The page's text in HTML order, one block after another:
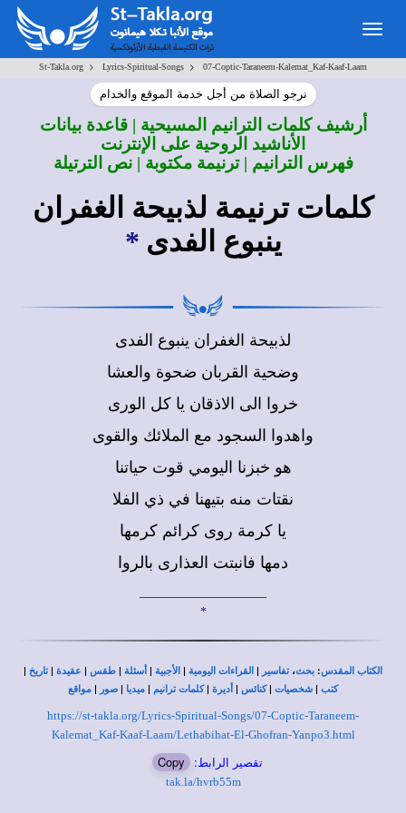
St-Takla.org > Lyrics-Spiritual-Songs > 07-Coptic-Taraneem-Kalemat_Kaf-Kaaf-Laam
نرجو الصلاة من أجل خدمة الموقع والخدام
أرشيف كلمات الترانيم المسيحية | قاعدة بيانات
الأناشيد الروحية على الإنترنت
فهرس الترانيم | ترنيمة مكتوبة | نص الترتيلة
كلمات ترنيمة لذبيحة الغفران
ينبوع الفدى *
لذبيحة الغفران ينبوع الفدى
وضحية القربان ضحوة والعشا
خروا الى الاذقان يا كل الورى
واهدوا السجود مع الملائك والقوى
هو خبزنا اليومي قوت حياتنا
نقتات منه بتيهنا في ذي الفلا
يا كرمة روى كرائم كرمها
دمها فانبتت العذارى بالروا
*
الكتاب المقدس: بحث،تفاسير | القراءات اليومية | الأجبية | أسئلة | طقس | عقيدة |تاريخ |
كتب | شخصيات |كنائس | أديرة |كلمات ترانيم | ميديا | صور | مواقع
https://st-takla.org/Lyrics-Spiritual-Songs/07-Coptic-Taraneem-
Kalemat_Kaf-Kaaf-Laam/Lethabihat-El-Ghofran-Yanpo3.html
تقصير الرابط: Copy
tak.la/hvrb55m